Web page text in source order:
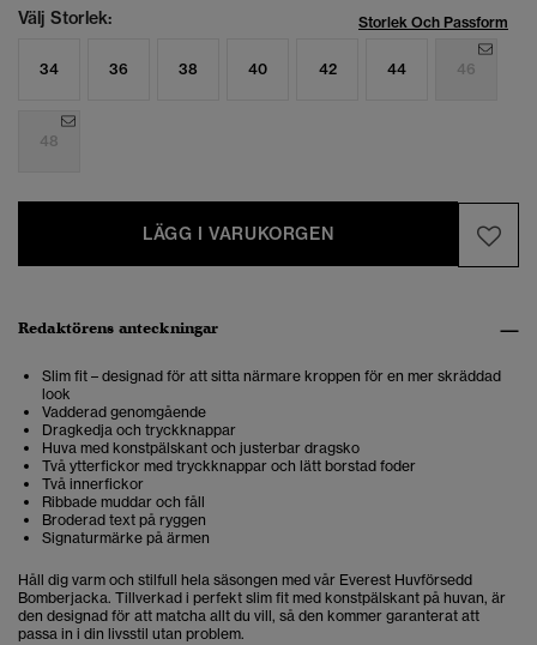
Välj Storlek: Storlek Och Passform
34 36 38 40 42 44 46
48
LÄGG I VARUKORGEN
Redaktörens anteckningar
Slim fit – designad för att sitta närmare kroppen för en mer skräddad
look
Vadderad genomgående
Dragkedja och tryckknappar
Huva med konstpälskant och justerbar dragsko
Två ytterfickor med tryckknappar och lätt borstad foder
Två innerfickor
Ribbade muddar och fåll
Broderad text på ryggen
Signaturmärke på ärmen
Håll dig varm och stilfull hela säsongen med vår Everest Huvförsedd
Bomberjacka. Tillverkad i perfekt slim fit med konstpälskant på huvan, är
den designad för att matcha allt du vill, så den kommer garanterat att
passa in i din livsstil utan problem.